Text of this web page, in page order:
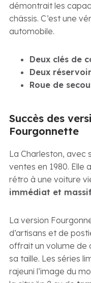
démontrait les
châssis. C’est une
automobile.
Deux clés de
Deux
Roue de
Succès des
Fourgonnette
La Charleston, avec
ventes en 1980. Elle
rétro à une voiture
immédiat et
La version
d’artisans et de
offrait un volume de
sa taille. Les séries
rajeuni l’image du